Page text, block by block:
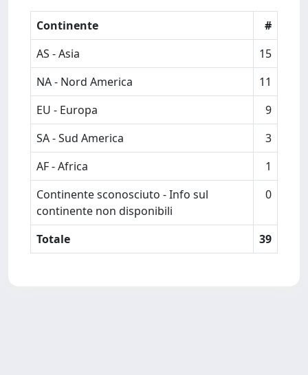
Continente
#
AS - Asia
15
NA - Nord America
11
EU - Europa
9
SA - Sud America
3
AF - Africa
1
Continente sconosciuto - Info sul
continente non disponibili
0
Totale 39